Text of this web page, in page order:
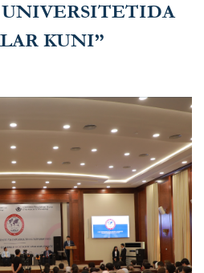
KUNI”